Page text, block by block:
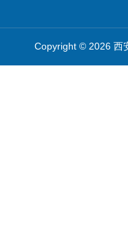
Copyright © 2026 西